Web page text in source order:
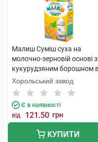
Малиш Суміш суха на
молочно-зерновій основі з
кукурудзяним борошном
4 місяців 350 г 1 коробка
Хорольський завод
Є в наявності
від 121.50 грн
КУПИТИ